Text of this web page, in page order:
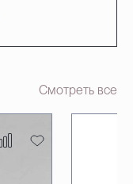
Смотреть все